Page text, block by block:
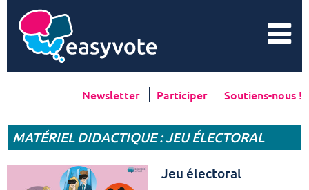
Newsletter Participer Soutiens-nous !
MATÉRIEL DIDACTIQUE : JEU ÉLECTORAL
Jeu électoral